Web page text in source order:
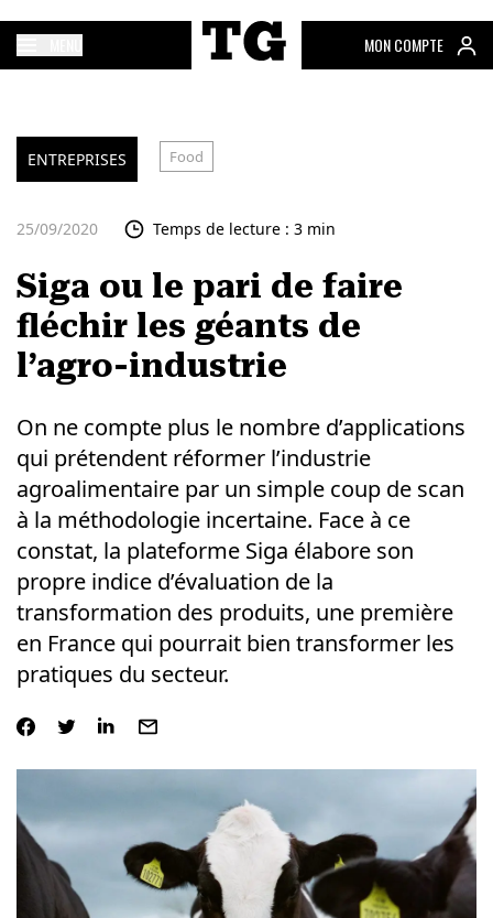
MON COMPTE
ENTREPRISES Food
25/09/2020 Temps de lecture : 3 min
Siga ou le pari de faire
fléchir les géants de
l’agro-industrie
On ne compte plus le nombre d’applications
qui prétendent réformer l’industrie
agroalimentaire par un simple coup de scan
à la méthodologie incertaine. Face à ce
constat, la plateforme Siga élabore son
propre indice d’évaluation de la
transformation des produits, une première
en France qui pourrait bien transformer les
pratiques du secteur.